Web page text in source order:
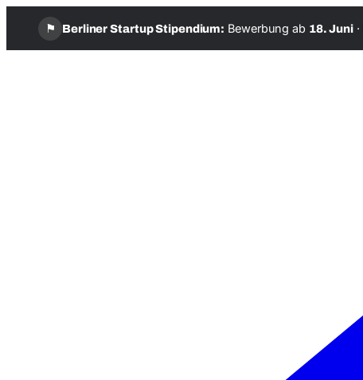
⚑ Berliner Startup Stipendium: Bewerbung ab 18. Juni ·